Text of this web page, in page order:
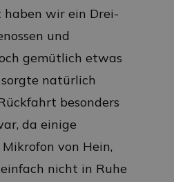
haben wir ein Drei-
und
gemütlich etwas
natürlich
besonders
da einige
von Hein,
nicht in Ruhe